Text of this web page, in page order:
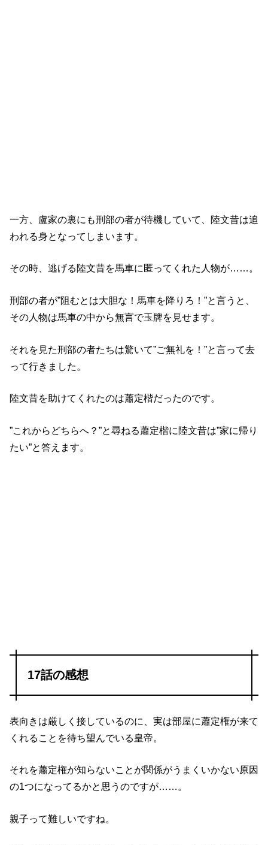
一方、盧家の裏にも刑部の者が待機していて、陸文昔は追
われる身となってしまいます。
その時、逃げる陸文昔を馬車に匿ってくれた人物が……。
刑部の者が”阻むとは大胆な！馬車を降りろ！”と言うと、
その人物は馬車の中から無言で玉牌を見せます。
それを見た刑部の者たちは驚いて”ご無礼を！”と言って去
って行きました。
陸文昔を助けてくれたのは蕭定楷だったのです。
”これからどちらへ？”と尋ねる蕭定楷に陸文昔は”家に帰り
たい”と答えます。
17話の感想
表向きは厳しく接しているのに、実は部屋に蕭定権が来て
くれることを待ち望んでいる皇帝。
それを蕭定権が知らないことが関係がうまくいかない原因
の1つになってるかと思うのですが……。
親子って難しいですね。